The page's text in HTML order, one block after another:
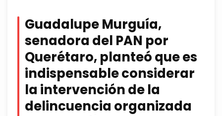
Guadalupe Murguía,
senadora del PAN por
Querétaro, planteó que es
indispensable considerar
la intervención de la
delincuencia organizada